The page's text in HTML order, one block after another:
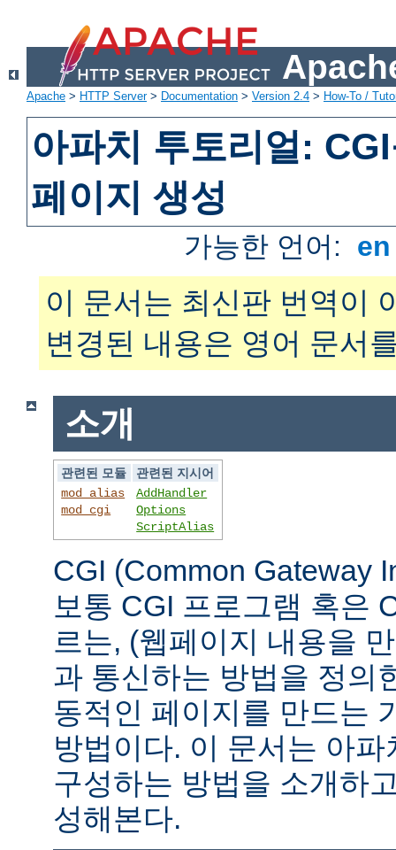
Apache > HTTP Server> Documentation > Version 2.4 > How-To /
아파치 투토리얼:
페이지 생성
가능한 언어:
이 문서는 최신판 번역이
변경된 내용은 영어 문서
소개
관련된 모듈
관련된 지시어
mod_alias
mod_cgi
AddHandler
Options
ScriptAlias
CGI (Common Gateway
보통 CGI 프로그램 혹은
르는, (웹페이지 내용을
과 통신하는 방법을 정의
동적인 페이지를 만드는
방법이다. 이 문서는 아
구성하는 방법을 소개하
성해본다.